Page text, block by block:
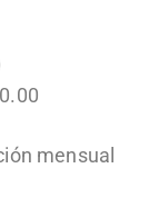
mensual